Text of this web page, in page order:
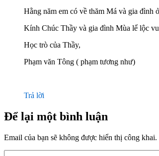
Hằng năm em có về thăm Má và gia
Kính Chúc Thầy và gia đình Mùa lể lộc
Học trò của Thầy,
Phạm văn Tông ( phạm tương như)
Trả lời
Để lại một bình luận
Email của bạn sẽ không được hiển thị công khai.